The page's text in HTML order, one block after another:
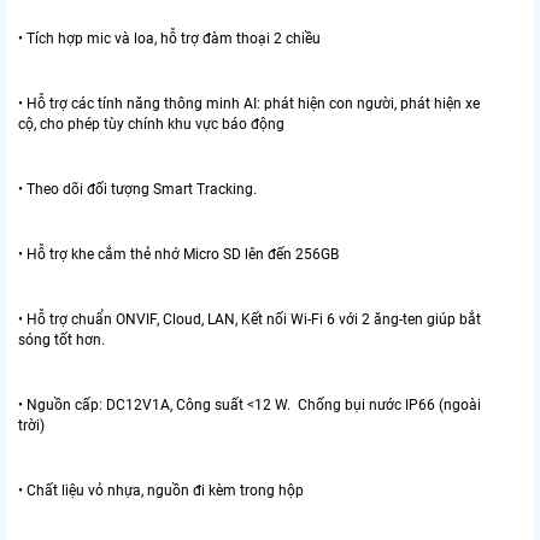
• Tích hợp mic và loa, hỗ trợ đàm thoại 2 chiều
• Hỗ trợ các tính năng thông minh AI: phát hiện con người, phát hiện xe
cộ, cho phép tùy chính khu vực báo động
• Theo dõi đối tượng Smart Tracking.
• Hỗ trợ khe cắm thẻ nhớ Micro SD lên đến 256GB
• Hỗ trợ chuẩn ONVIF, Cloud, LAN, Kết nối Wi-Fi 6 với 2 ăng-ten giúp bắt
sóng tốt hơn.
• Nguồn cấp: DC12V1A, Công suất <12 W. Chống bụi nước IP66 (ngoài
trời)
• Chất liệu vỏ nhựa, nguồn đi kèm trong hộp